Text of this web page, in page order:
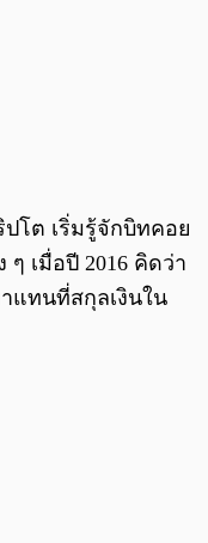
โต เริ่มรู้จักบิทคอย
เมื่อปี 2016 คิดว่า
แทนที่สกุลเงินใน